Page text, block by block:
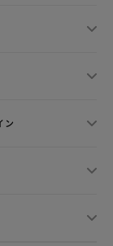
ン